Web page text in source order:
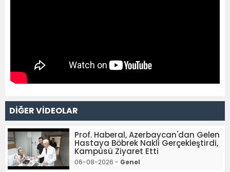
DİĞER VİDEOLAR
Prof. Haberal, Azerbaycan'dan Gelen
Hastaya Böbrek Nakli Gerçekleştirdi,
Kampüsü Ziyaret Etti
06-08-2026 - Genel